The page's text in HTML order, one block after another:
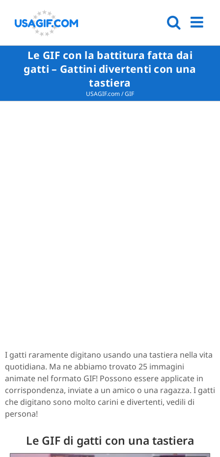
Le GIF con la battitura fatta dai
gatti – Gattini divertenti con una
tastiera
USAGIF.com/GIF
I gatti raramente digitano usando una tastiera nella vita
quotidiana. Ma ne abbiamo trovato 25 immagini
animate nel formato GIF! Possono essere applicate in
corrispondenza, inviate a un amico o una ragazza. I gatti
che digitano sono molto carini e divertenti, vedili di
persona!
Le GIF di gatti con una tastiera